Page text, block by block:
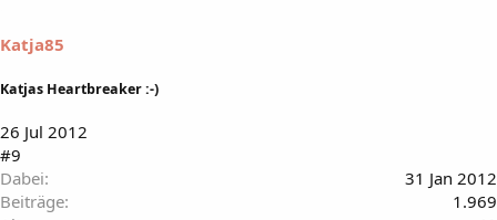
Katja85
Katjas Heartbreaker :-)
26 Jul 2012
#9
Dabei
31 Jan 2012
Beiträge
1.969